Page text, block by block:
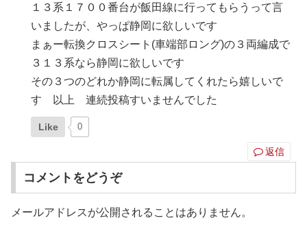
１３系１７００番台が飯田線に行ってもらうって言
いましたが、やっぱ静岡に欲しいです
まぁー転換クロスシート(車端部ロング)の３両編成で
３１３系なら静岡に欲しいです
その３つのどれか静岡に転属してくれたら嬉しいで
す 以上 連続投稿すいませんでした
Like 0
返信
コメントをどうぞ
メールアドレスが公開されることはありません。